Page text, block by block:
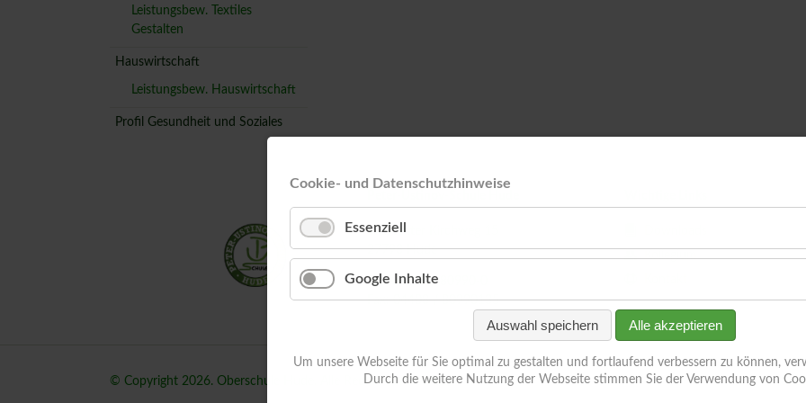
Leistungsbew. Textiles
Gestalten
Hauswirtschaft
Leistungsbew. Hauswirtschaft
Profil Gesundheit und Soziales
Vielstedter Kirchweg 15
27798 Hude
Tel.: 04408 / 80990-0
Fax: 04408 / 80990135
Kollegium
© Copyright 2026. Oberschule Hude. Alle Rechte vorbehalten.
Cookie- und Datenschutzhinweise
Essenziell
Google Inhalte
Auswahl speichern Alle akzeptieren
Um unsere Webseite für Sie optimal zu gestalten und fortlaufend verbessern zu können,
Durch die weitere Nutzung der Webseite stimmen Sie der Verwendung von